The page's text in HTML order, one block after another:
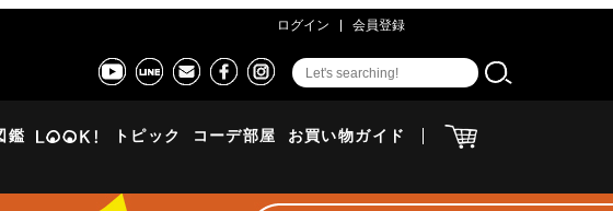
ログイン 会員登録